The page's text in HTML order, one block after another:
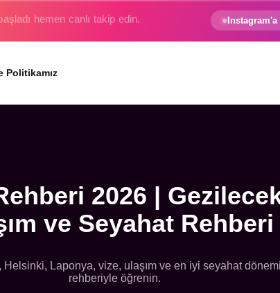
hayali gerçek oluyor. Instagram'a
Politikamız
2026 |
ve Seyahat Rehberi
Laponya, vize, ulaşım ve en iyi seyahat
rehberiyle öğrenin.